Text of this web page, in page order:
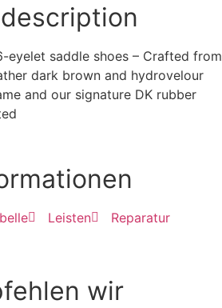
eyelet saddle shoes – Crafted from
dark brown and hydrovelour
and our signature DK rubber
Leisten
Reparatur
wir